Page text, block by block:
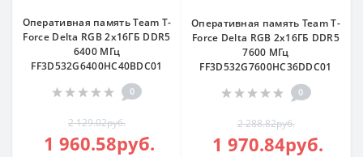
Оперативная память Team T-
Force Delta RGB 2x16ГБ DDR5
6400 МГц
FF3D532G6400HC40BDC01
0
2 129.02руб.
1 960.58руб.
Оперативная память Team T-
Force Delta RGB 2x16ГБ DDR5
7600 МГц
FF3D532G7600HC36DDC01
0
2 288.82руб.
1 970.84руб.